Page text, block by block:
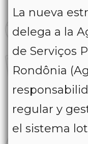
La nueva
delega a la
de Serviços
Rondônia
regular y
el sistema